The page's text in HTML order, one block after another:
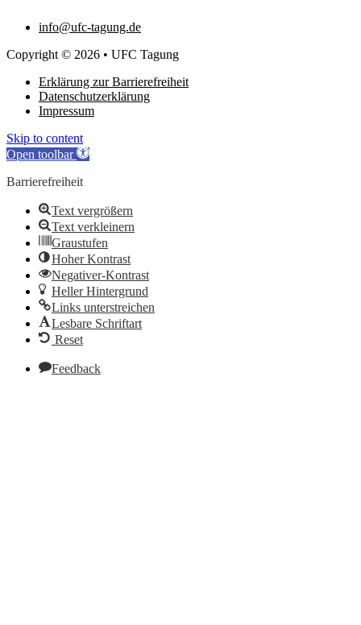
info@ufc-tagung.de
Copyright © 2026 • UFC Tagung
Erklärung zur Barrierefreiheit
Datenschutzerklärung
Impressum
Skip to content
Open toolbar
Barrierefreiheit
Text vergrößern
Text verkleinern
Graustufen
Hoher Kontrast
Negativer-Kontrast
Heller Hintergrund
Links unterstreichen
Lesbare Schriftart
Reset
Feedback